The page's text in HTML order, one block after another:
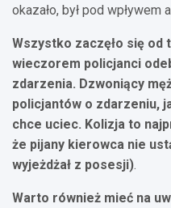
okazało, był pod wpływem
Wszystko zaczęło się od
wieczorem policjanci
zdarzenia. Dzwoniący
policjantów o zdarzeniu,
chce uciec. Kolizja to
że pijany kierowca nie
wyjeżdżał z posesji).
Warto również mieć na